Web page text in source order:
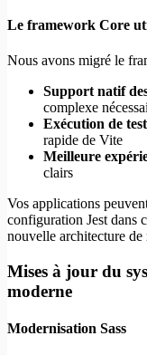
Le framework Core
Nous avons migré le
Support natif
complexe
Exécution de
rapide de Vite
Meilleure
clairs
Vos applications
configuration Jest dans
nouvelle architecture de
Mises à jour du
moderne
Modernisation Sass